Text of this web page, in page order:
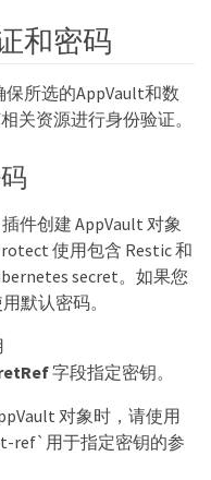
和密码
保所选的AppVault和数
关资源进行身份验证。
件创建 AppVault 对象
使用包含 Restic 和
secret。如果您
默认密码。
字段指定密钥。
对象时，请使用
ref`用于指定密钥的参